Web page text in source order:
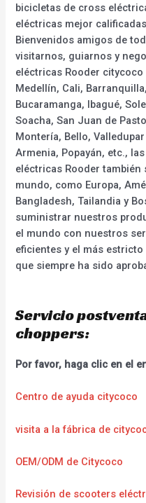
bicicletas de cross
eléctricas mejor
Bienvenidos amigos de
visitarnos, guiarnos y
eléctricas Rooder citycoco
Medellín, Cali,
Bucaramanga, Ibagué,
Soacha, San Juan de
Montería, Bello,
Armenia, Popayán, etc.,
eléctricas Rooder
mundo, como Europa,
Bangladesh, Tailandia y
suministrar nuestros
el mundo con nuestros
eficientes y el más
que siempre ha sido
Servicio
choppers:
Por favor, haga clic en el
Centro de ayuda citycoco
visita a la fábrica de
OEM/ODM de Citycoco
Revisión de scooters